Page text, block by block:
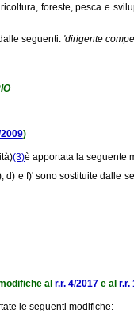
foreste, pesca e
seguenti: 'dirigente
)
(3)è apportata la seguente
d) e f)' sono sostituite dalle
al r.r. 4/2017e al r.r.
le seguenti modifiche: